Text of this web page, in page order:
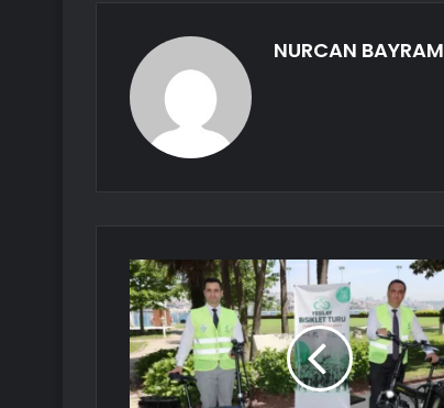
NURCAN BAYRAM